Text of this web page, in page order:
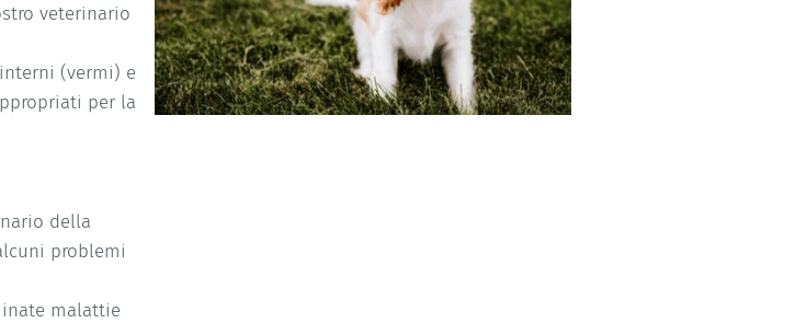
veterinario
(vermi) e
per la
della
problemi
malattie